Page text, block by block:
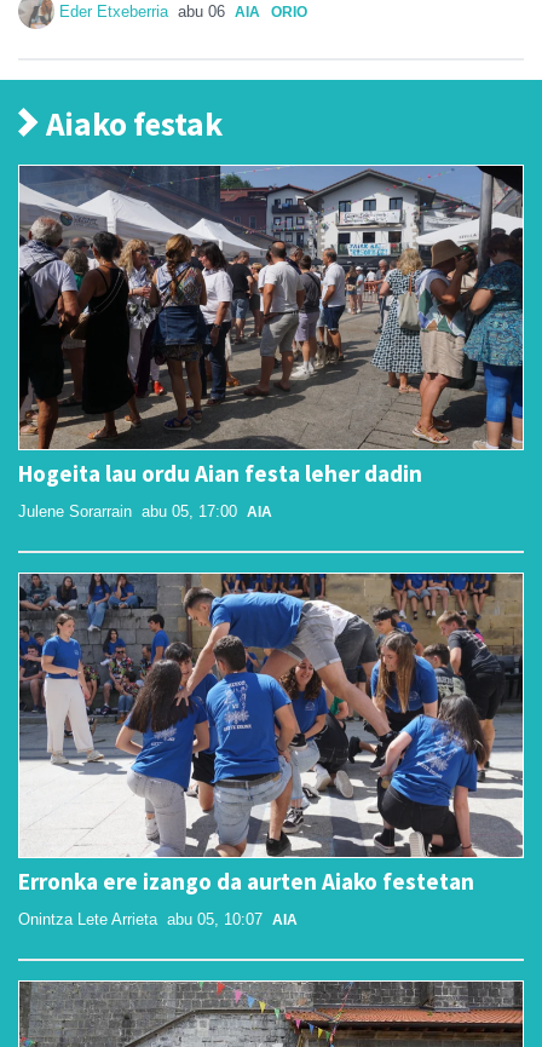
Eder Etxeberria abu 06 AIA ORIO
Aiako festak
Hogeita lau ordu Aian festa leher dadin
Julene Sorarrain abu 05, 17:00 AIA
Erronka ere izango da aurten Aiako festetan
Onintza Lete Arrieta abu 05, 10:07 AIA